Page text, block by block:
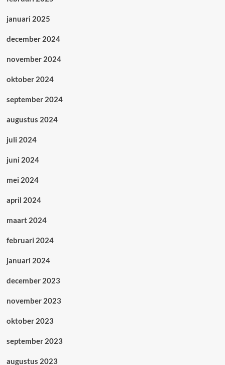
januari 2025
december 2024
november 2024
oktober 2024
september 2024
augustus 2024
juli 2024
juni 2024
mei 2024
april 2024
maart 2024
februari 2024
januari 2024
december 2023
november 2023
oktober 2023
september 2023
augustus 2023